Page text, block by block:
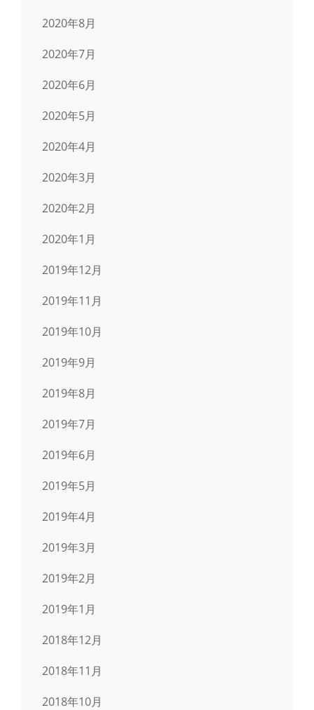
2020年8月
2020年7月
2020年6月
2020年5月
2020年4月
2020年3月
2020年2月
2020年1月
2019年12月
2019年11月
2019年10月
2019年9月
2019年8月
2019年7月
2019年6月
2019年5月
2019年4月
2019年3月
2019年2月
2019年1月
2018年12月
2018年11月
2018年10月